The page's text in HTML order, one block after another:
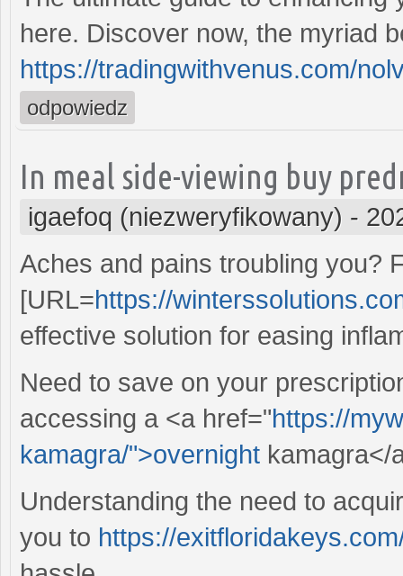
here. Discover now, the myriad
https://tradingwithvenus.com/
odpowiedz
In meal side-viewing buy
igaefoq (niezweryfikowany) -
Aches and pains troubling you?
[URL=https://
effective solution for easing
Need to save on your
accessing a <a href="https://
kamagra/">overnight kamagra</
Understanding the need to
you to https://